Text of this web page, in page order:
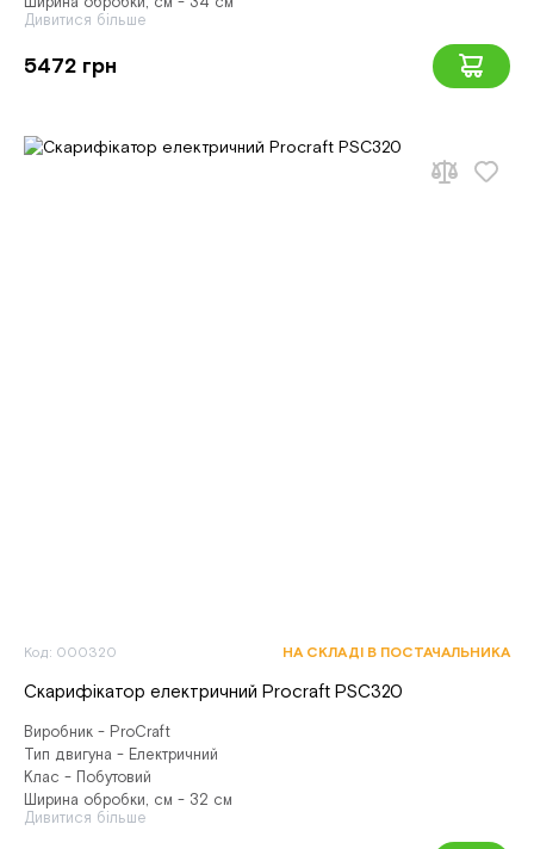
Дивитися більше
5472 грн
Код: 000320 НА СКЛАДІ В ПОСТАЧАЛЬНИКА
Скарифікатор електричний Procraft PSC320
Виробник - ProCraft
Тип двигуна - Електричний
Клас - Побутовий
Ширина обробки, см - 32 см
Дивитися більше